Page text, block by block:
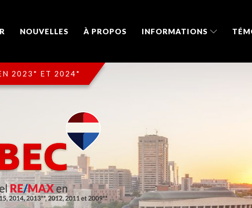
NOUVELLES À PROPOS INFORMATIONS
2023* ET 2024*